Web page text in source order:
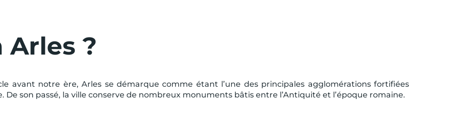
Arles ?
avant notre ère, Arles se démarque comme étant l’une des principales agglomérations fortifiées
De son passé, la ville conserve de nombreux monuments bâtis entre l’Antiquité et l’époque romaine.